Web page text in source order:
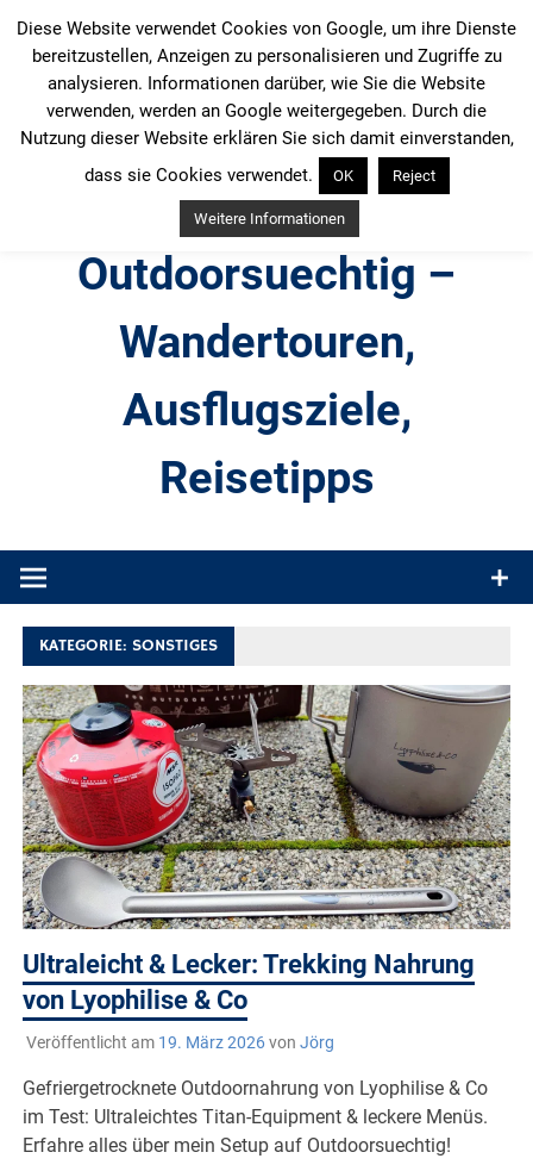
Inhalt
springen
Outdoorsuechtig –
Wandertouren,
Ausflugsziele,
Reisetipps
Produkttests und Buchrezensionen. Ein Blog für alle, die gern
KATEGORIE:SONSTIGES
Ultraleicht & Lecker: Trekking Nahrung
von Lyophilise & Co
Veröffentlicht am 19. März 2026von Jörg
Gefriergetrocknete Outdoornahrung von Lyophilise & Co
im Test: Ultraleichtes Titan-Equipment & leckere Menüs.
Erfahre alles über mein Setup auf Outdoorsuechtig!
Diese Website verwendet Cookies von Google, um ihre Dienste
bereitzustellen, Anzeigen zu personalisieren und Zugriffe zu
analysieren. Informationen darüber, wie Sie die Website
verwenden, werden an Google weitergegeben. Durch die
Nutzung dieser Website erklären Sie sich damit einverstanden,
dass sie Cookies verwendet.
OK Reject
Weitere Informationen